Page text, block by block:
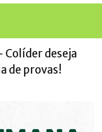
Colíder deseja
de provas!